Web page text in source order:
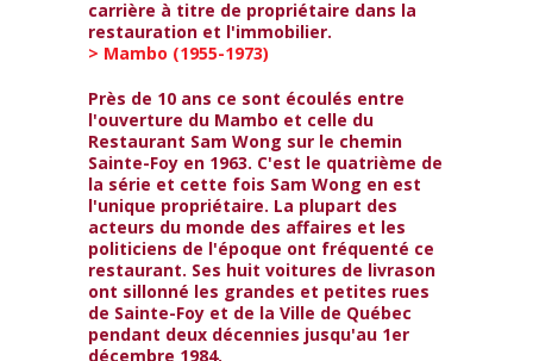
carrière à titre de propriétaire dans la
restauration et l'immobilier.
> Mambo (1955-1973)
Près de 10 ans ce sont écoulés entre
l'ouverture du Mambo et celle du
Restaurant Sam Wong sur le chemin
Sainte-Foy en 1963. C'est le quatrième de
la série et cette fois Sam Wong en est
l'unique propriétaire. La plupart des
acteurs du monde des affaires et les
politiciens de l'époque ont fréquenté ce
restaurant. Ses huit voitures de livrason
ont sillonné les grandes et petites rues
de Sainte-Foy et de la Ville de Québec
pendant deux décennies jusqu'au 1er
décembre 1984.